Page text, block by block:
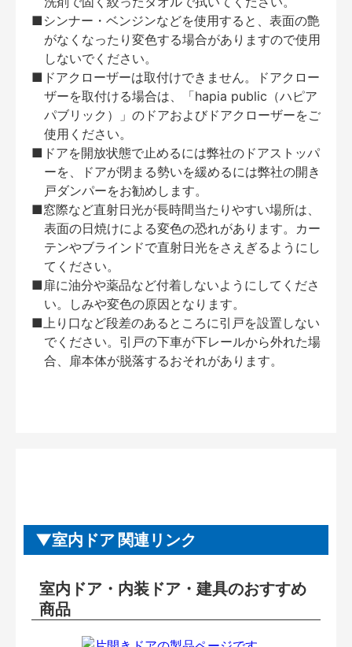
■シンナー・ベンジンなどを使用すると、表面の艶
がなくなったり変色する場合がありますので使用
しないでください。
■ドアクローザーは取付けできません。ドアクロー
ザーを取付ける場合は、「hapia public（ハピア
パブリック）」のドアおよびドアクローザーをご
使用ください。
■ドアを開放状態で止めるには弊社のドアストッパ
ーを、ドアが閉まる勢いを緩めるには弊社の開き
戸ダンパーをお勧めします。
■窓際など直射日光が長時間当たりやすい場所は、
表面の日焼けによる変色の恐れがあります。カー
テンやブラインドで直射日光をさえぎるようにし
てください。
■扉に油分や薬品など付着しないようにしてくださ
い。しみや変色の原因となります。
■上り口など段差のあるところに引戸を設置しない
でください。引戸の下車が下レールから外れた場
合、扉本体が脱落するおそれがあります。
室内ドア 関連リンク
室内ドア・内装ドア・建具のおすすめ
商品